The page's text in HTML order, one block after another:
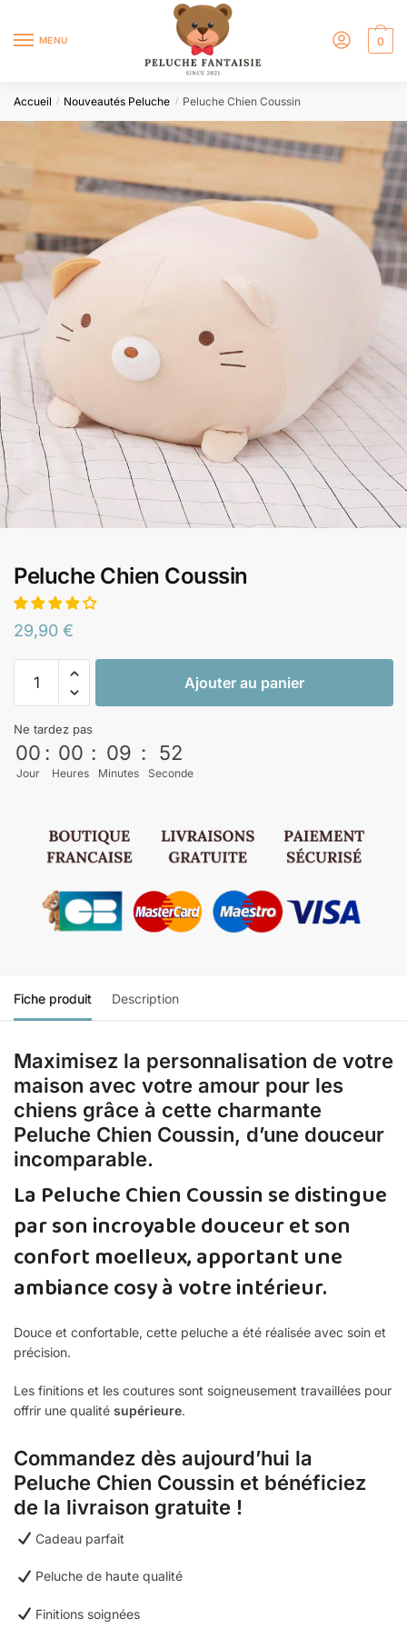
MENU 0
Accueil / Nouveautés Peluche / Peluche Chien Coussin
Peluche Chien Coussin
29,90 €
Ajouter au panier
Ne tardez pas
00
Jour
: 00
Heures
: 09
Minutes
: 52
Seconde
Fiche produit Description
Maximisez la personnalisation de votre
maison avec votre amour pour les
chiens grâce à cette charmante
Peluche Chien Coussin, d’une douceur
incomparable.
La Peluche Chien Coussin se distingue
par son incroyable douceur et son
confort moelleux, apportant une
ambiance cosy à votre intérieur.
Douce et confortable, cette peluche a été réalisée avec soin et
précision.
Les finitions et les coutures sont soigneusement travaillées pour
offrir une qualité supérieure.
Commandez dès aujourd’hui la
Peluche Chien Coussin et bénéficiez
de la livraison gratuite !
Cadeau parfait
Peluche de haute qualité
Finitions soignées